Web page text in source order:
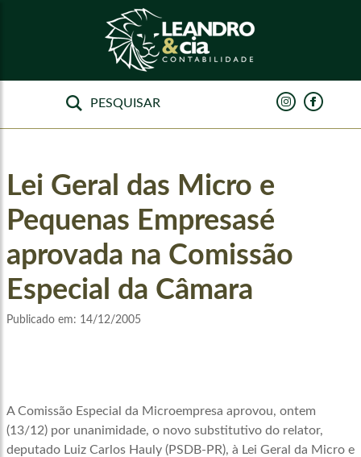
Lei Geral das Micro e
Pequenas Empresasé
aprovada na Comissão
Especial da Câmara
Publicado em: 14/12/2005
A Comissão Especial da Microempresa aprovou, ontem
(13/12) por unanimidade, o novo substitutivo do relator,
deputado Luiz Carlos Hauly (PSDB-PR), à Lei Geral da Micro e